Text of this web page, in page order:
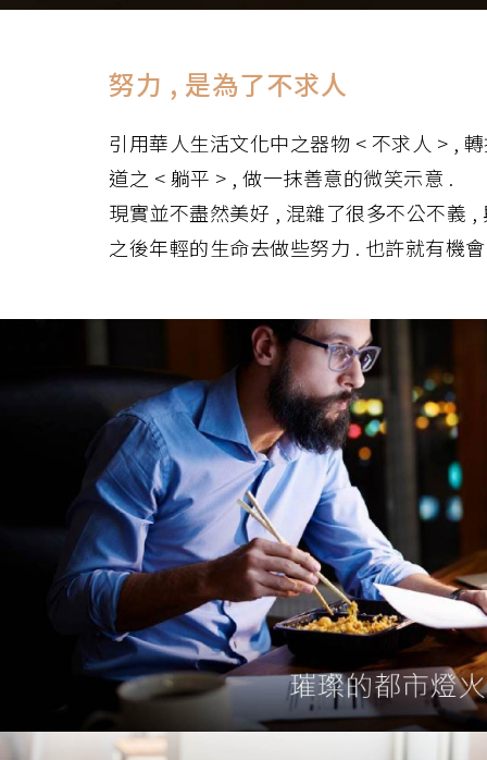
努力 , 是為了不求人
引用華人生活文化中之器物 < 不求人 > ,
道之 < 躺平 > , 做一抹善意的微笑示意 .
現實並不盡然美好 , 混雜了很多不公不義
之後年輕的生命去做些努力 . 也許就有機